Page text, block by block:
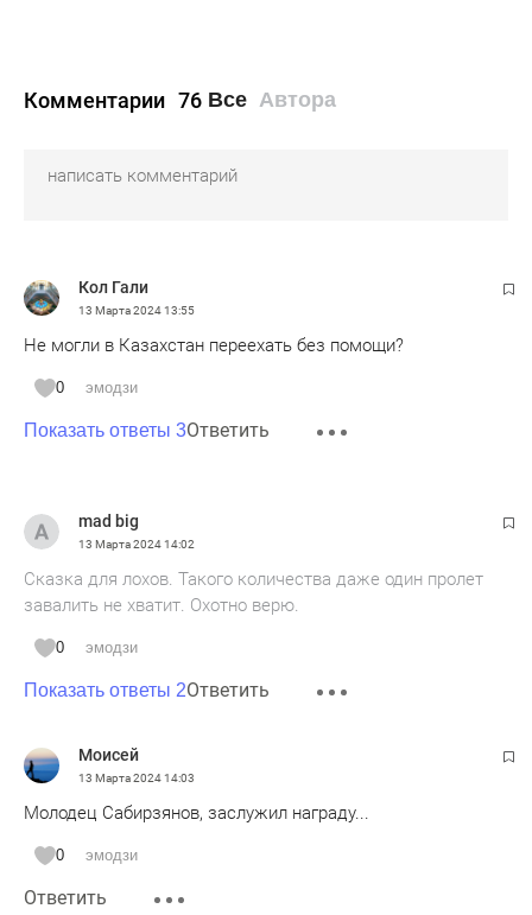
Комментарии 76 Все Автора
Кол Гали
13 Марта 202413:55
Не могли в Казахстан переехать без помощи?
0 эмодзи
Показать ответы 3Ответить
mad big
13 Марта 202414:02
Сказка для лохов. Такого количества даже один пролет
завалить не хватит. Охотно верю.
0 эмодзи
Показать ответы 2Ответить
Моисей
13 Марта 202414:03
Молодец Сабирзянов, заслужил награду...
0 эмодзи
Ответить